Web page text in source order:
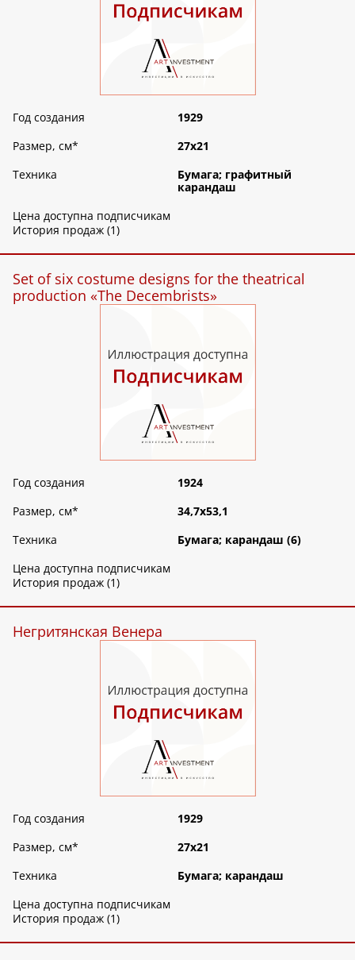
Год создания
1929
Размер, см*
27х21
Техника
Бумага; графитный
карандаш
Цена доступна подписчикам
История продаж (1)
Set of six costume designs for the theatrical
production «The Decembrists»
Год создания
1924
Размер, см*
34,7х53,1
Техника
Бумага; карандаш (6)
Цена доступна подписчикам
История продаж (1)
Негритянская Венера
Год создания
1929
Размер, см*
27х21
Техника
Бумага; карандаш
Цена доступна подписчикам
История продаж (1)